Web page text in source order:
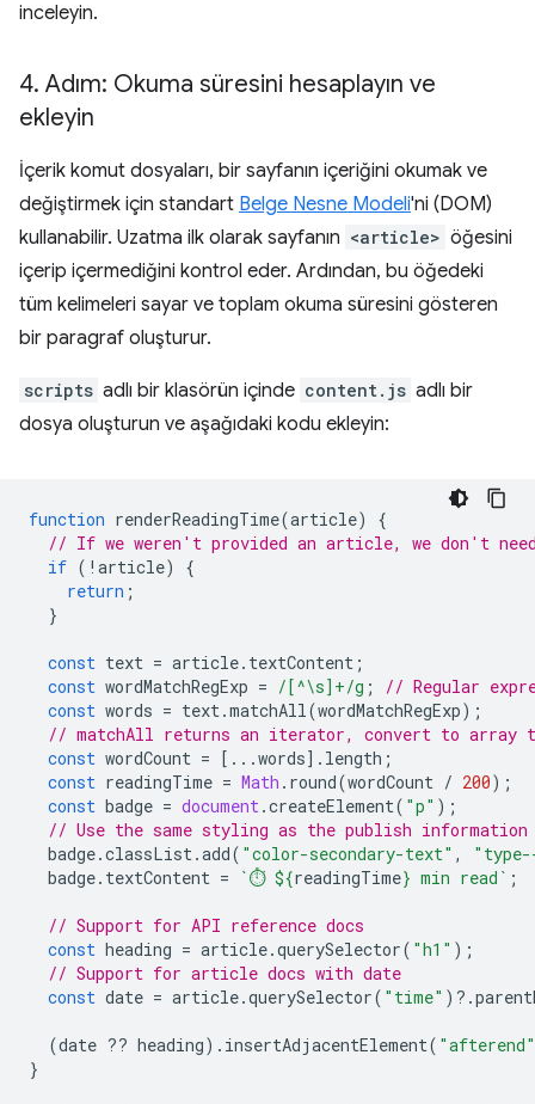
inceleyin.
4. Adım: Okuma süresini hesaplayın ve
ekleyin
İçerik komut dosyaları, bir sayfanın içeriğini okumak ve
değiştirmek için standart Belge Nesne Modeli'ni (DOM)
kullanabilir. Uzatma ilk olarak sayfanın <article> öğesini
içerip içermediğini kontrol eder. Ardından, bu öğedeki
tüm kelimeleri sayar ve toplam okuma süresini gösteren
bir paragraf oluşturur.
scripts adlı bir klasörün içinde content.js adlı bir
dosya oluşturun ve aşağıdaki kodu ekleyin:
function renderReadingTime(article)
{
// If we weren't provided an article, we don't
if ( ! article)
{
return ;
}
const text = article. textContent ;
const wordMatchRegExp = /[^\s]+/g ;
// Regular
const words = text.matchAll(wordMatchRegExp);
// matchAll returns an iterator, convert to array
const wordCount = [...words]. length ;
const readingTime = Math . round(wordCount / 200);
const badge = document.createElement( "p" );
// Use the same styling as the publish
badge.classList.add( "color-secondary-text" ,
badge. textContent = `⏱️ ${readingTime} min read` ;
// Support for API reference docs
const heading = article.querySelector( "h1" );
// Support for article docs with date
const date = article.querySelector( "time" ) ? .
(date ?? heading). insertAdjacentElement( "afterend"
}